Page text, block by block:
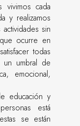
vivimos cada
y realizamos
sin
ocurre en
todas
un umbral de
emocional,
educación y
está
se están